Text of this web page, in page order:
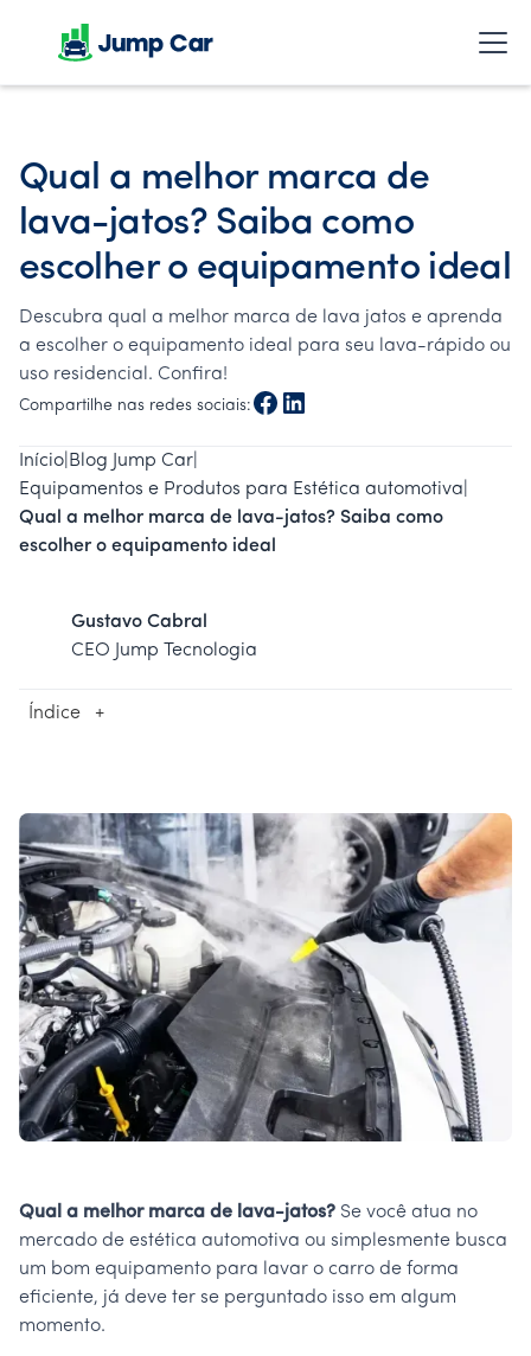
Qual a melhor marca de
lava-jatos? Saiba como
escolher o equipamento ideal
Descubra qual a melhor marca de lava jatos e aprenda
a escolher o equipamento ideal para seu lava-rápido ou
uso residencial. Confira!
Compartilhe nas redes sociais:
Início Blog Jump Car
Equipamentos e Produtos para Estética automotiva
Qual a melhor marca de lava-jatos? Saiba como
escolher o equipamento ideal
Gustavo Cabral
CEO Jump Tecnologia
Índice +
Qual a melhor marca de lava-jatos? Se você atua no
mercado de estética automotiva ou simplesmente busca
um bom equipamento para lavar o carro de forma
eficiente, já deve ter se perguntado isso em algum
momento.